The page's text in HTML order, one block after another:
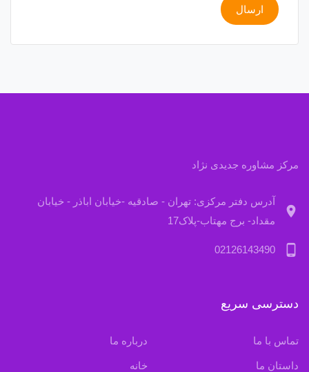
مرکز مشاوره جدیدی نژاد
location_on
آدرس دفتر مرکزی: تهران - صادقیه -خیابان اباذر - خیابان
مقداد- برج مهتاب-پلاک17
phone_android
02126143490
دسترسی سریع
تماس با ما درباره ما
داستان ما خانه